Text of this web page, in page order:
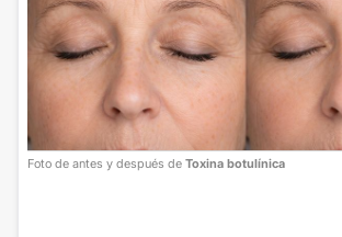
Foto de antes y después de Toxina botulínica